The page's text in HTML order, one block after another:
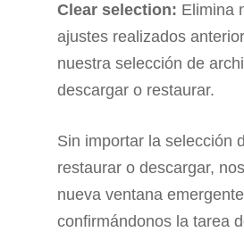
Clear selection: Elimina
ajustes realizados
nuestra selección de
descargar o restaurar.
Sin importar la selección
restaurar o descargar,
nueva ventana emergente
confirmándonos la tarea